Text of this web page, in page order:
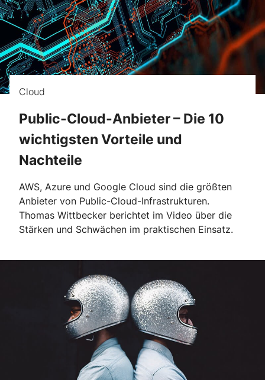
Cloud
Public-Cloud-Anbieter – Die 10
wichtigsten Vorteile und
Nachteile
AWS, Azure und Google Cloud sind die größten
Anbieter von Public-Cloud-Infrastrukturen.
Thomas Wittbecker berichtet im Video über die
Stärken und Schwächen im praktischen Einsatz.